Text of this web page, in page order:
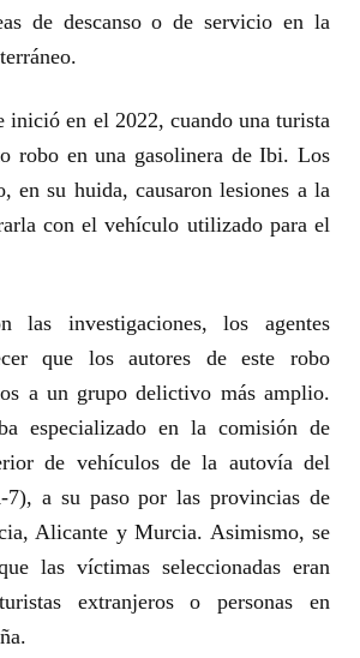
de descanso o de servicio en la
inició en el 2022, cuando una turista
robo en una gasolinera de Ibi. Los
en su huida, causaron lesiones a la
con el vehículo utilizado para el
las investigaciones, los agentes
que los autores de este robo
a un grupo delictivo más amplio.
especializado en la comisión de
de vehículos de la autovía del
7), a su paso por las provincias de
Alicante y Murcia. Asimismo, se
las víctimas seleccionadas eran
extranjeros o personas en